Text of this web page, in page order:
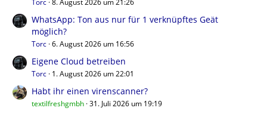
Torc 8. August 2026 um 21:26
WhatsApp: Ton aus nur für 1 verknüpftes Geät
möglich?
Torc 6. August 2026 um 16:56
Eigene Cloud betreiben
Torc 1. August 2026 um 22:01
Habt ihr einen virenscanner?
textilfreshgmbh 31. Juli 2026 um 19:19